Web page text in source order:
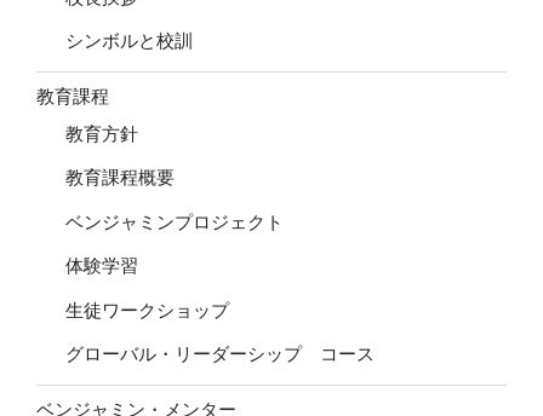
シンボルと校訓
教育課程
教育方針
教育課程概要
ベンジャミンプロジェクト
体験学習
生徒ワークショップ
グローバル・リーダーシップ コース
ベンジャミン・メンター